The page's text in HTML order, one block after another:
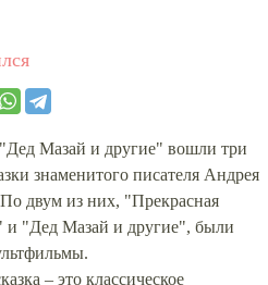
Мазай и другие" вошли три
знаменитого писателя Андрея
По двум из них, "Прекрасная
и "Дед Мазай и другие", были
– это классическое